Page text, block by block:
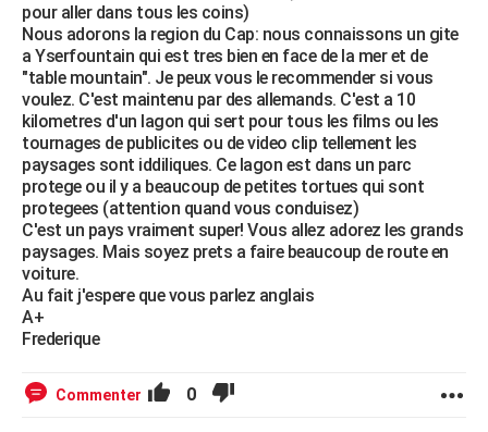
pour aller dans tous les coins)
Nous adorons la region du Cap: nous connaissons un gite
a Yserfountain qui est tres bien en face de la mer et de
"table mountain". Je peux vous le recommender si vous
voulez. C'est maintenu par des allemands. C'est a 10
kilometres d'un lagon qui sert pour tous les films ou les
tournages de publicites ou de video clip tellement les
paysages sont iddiliques. Ce lagon est dans un parc
protege ou il y a beaucoup de petites tortues qui sont
protegees (attention quand vous conduisez)
C'est un pays vraiment super! Vous allez adorez les grands
paysages. Mais soyez prets a faire beaucoup de route en
voiture.
Au fait j'espere que vous parlez anglais
A+
Frederique
Commenter 0